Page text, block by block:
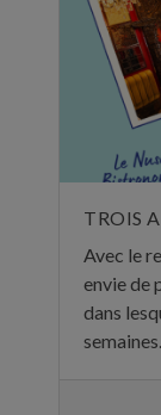
Avec le
envie de
dans